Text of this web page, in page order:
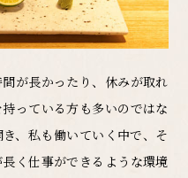
が長かったり、休みが取れ
っている方も多いのではな
、私も働いていく中で、そ
く仕事ができるような環境